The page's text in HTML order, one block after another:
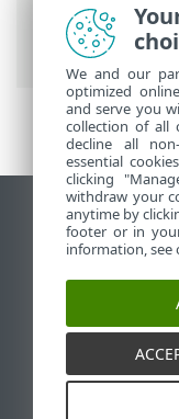
PROTECT
器工作> 代理
檢視桌面網站
End of Life
ESET 知識庫
ESET Status
We and our
optimized
and serve you
collection of all
decline all
essential
clicking
withdraw your
anytime by
footer or in
information, see